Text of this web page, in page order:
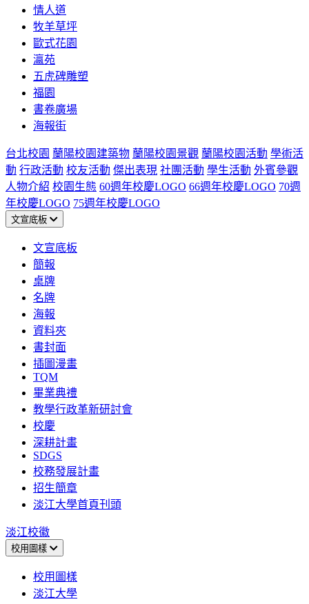
情人道
牧羊草坪
歐式花園
瀛苑
五虎碑雕塑
福園
書卷廣場
海報街
台北校園 蘭陽校園建築物 蘭陽校園景觀 蘭陽校園活動 學術活
動 行政活動 校友活動 傑出表現 社團活動 學生活動 外賓參觀
人物介紹 校園生態 60週年校慶LOGO 66週年校慶LOGO 70週
年校慶LOGO 75週年校慶LOGO
文宣底板
文宣底板
簡報
桌牌
名牌
海報
資料夾
書封面
插圖漫畫
TQM
畢業典禮
教學行政革新研討會
校慶
深耕計畫
SDGS
校務發展計畫
招生簡章
淡江大學首頁刊頭
淡江校徽
校用圖樣
校用圖樣
淡江大學